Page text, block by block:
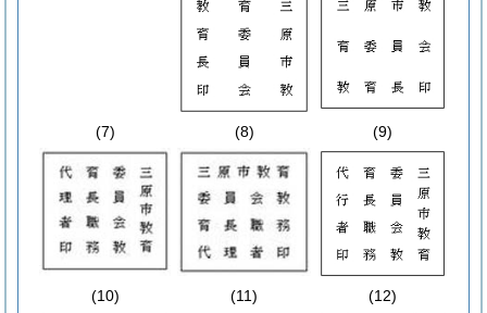
(7) (8) (9)
(10) (11) (12)